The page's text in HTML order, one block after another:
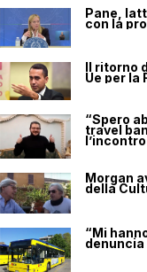
Pane,
con la
Il ritorno
Ue per la
“Spero
travel
Morgan
della
“Mi
denuncia